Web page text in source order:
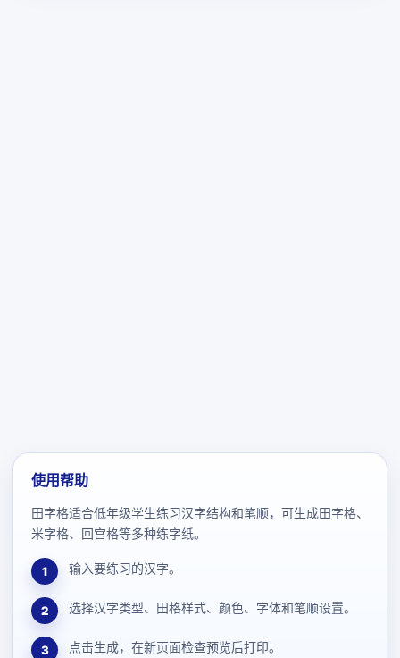
使用帮助
田字格适合低年级学生练习汉字结构和笔顺，可生成田字格、
米字格、回宫格等多种练字纸。
1 输入要练习的汉字。
2 选择汉字类型、田格样式、颜色、字体和笔顺设置。
3 点击生成，在新页面检查预览后打印。